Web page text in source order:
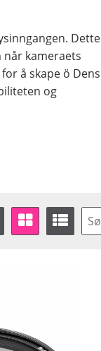
Dette
kameraets
å skape ö Dens
og